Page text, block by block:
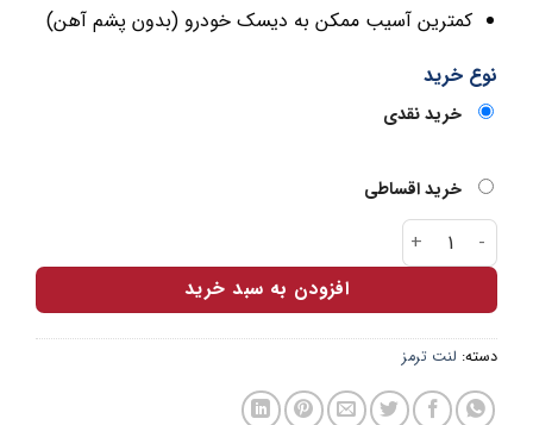
کمترین آسیب ممکن به دیسک خودرو (بدون پشم آهن)
نوع خرید
خرید نقدی
خرید اقساطی
لنت ترمز دیسکی جلو جک S5 ارباس عدد
افزودن به سبد خرید
دسته:لنت ترمز